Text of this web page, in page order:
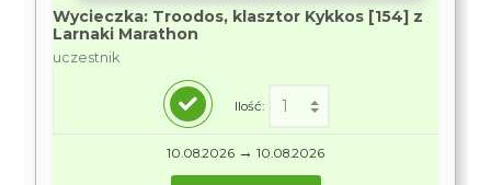
Wycieczka: Troodos, klasztor Kykkos [154] z
Larnaki Marathon
uczestnik
Ilość:
10.08.2026 → 10.08.2026